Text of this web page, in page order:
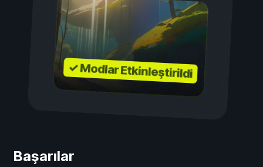
✓ Modlar Etkinleştirildi
Başarılar